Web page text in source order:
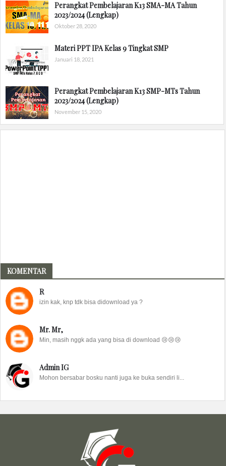
Perangkat Pembelajaran K13 SMA-MA Tahun
2023/2024 (Lengkap)
Oktober 28, 2020
Materi PPT IPA Kelas 9 Tingkat SMP
Januari 18, 2021
Perangkat Pembelajaran K13 SMP-MTs Tahun
2023/2024 (Lengkap)
November 15, 2020
KOMENTAR
R
izin kak, knp tdk bisa didownload ya ?
Mr. Mr,
Min, masih nggk ada yang bisa di download 😢😢😢
Admin IG
Mohon bersabar bosku nanti juga ke buka sendiri li...